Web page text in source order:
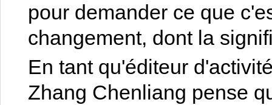
pour demander ce que
changement, dont la
En tant qu'éditeur
Zhang Chenliang pense